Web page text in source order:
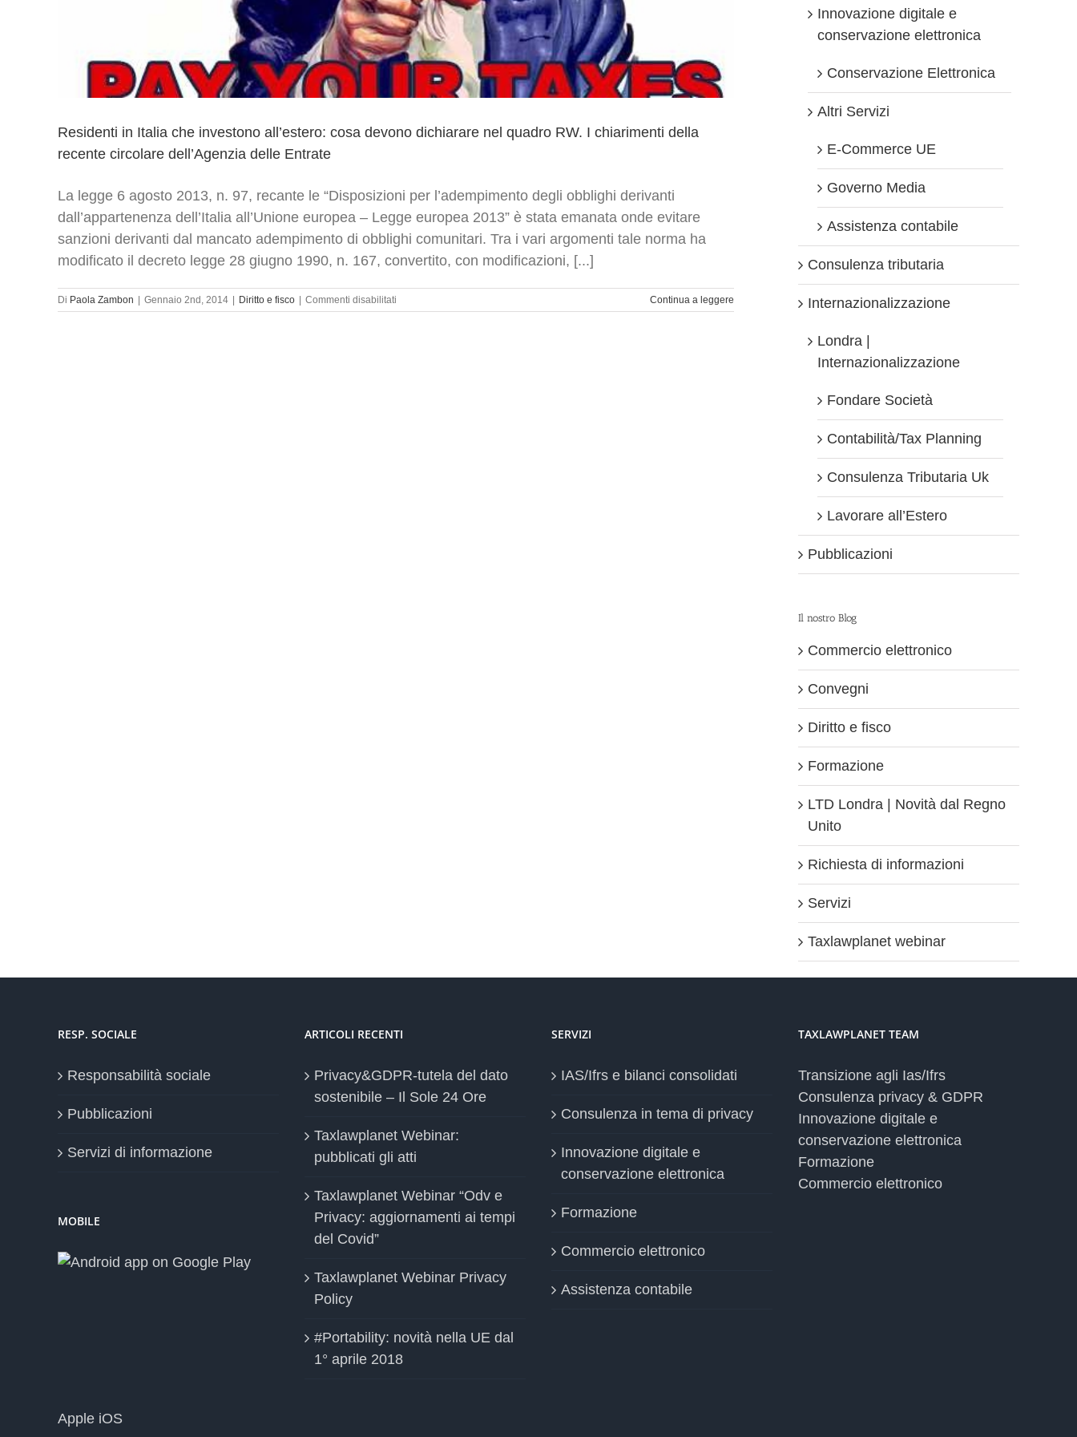
Residenti in Italia che investono all’estero: cosa devono dichiarare nel quadro RW. I chiarimenti della
recente circolare dell’Agenzia delle Entrate
La legge 6 agosto 2013, n. 97, recante le “Disposizioni per l’adempimento degli obblighi derivanti
dall’appartenenza dell’Italia all’Unione europea – Legge europea 2013” è stata emanata onde evitare
sanzioni derivanti dal mancato adempimento di obblighi comunitari. Tra i vari argomenti tale norma ha
modificato il decreto legge 28 giugno 1990, n. 167, convertito, con modificazioni, [...]
Di Paola Zambon | Gennaio 2nd, 2014 | Diritto e fisco | Commenti disabilitati
Residenti
Continua a leggere
Innovazione digitale e
conservazione elettronica
Conservazione Elettronica
Altri Servizi
E-Commerce UE
Governo Media
Assistenza contabile
Consulenza tributaria
Internazionalizzazione
Londra |
Internazionalizzazione
Fondare Società
Contabilità/Tax Planning
Consulenza Tributaria Uk
Lavorare all’Estero
Pubblicazioni
Il nostro Blog
Commercio elettronico
Convegni
Diritto e fisco
Formazione
LTD Londra | Novità dal Regno
Unito
Richiesta di informazioni
Servizi
Taxlawplanet webinar
RESP. SOCIALE
Responsabilità sociale
Pubblicazioni
Servizi di informazione
MOBILE
Apple iOS
ARTICOLI RECENTI
Privacy&GDPR-tutela del dato
sostenibile – Il Sole 24 Ore
Taxlawplanet Webinar:
pubblicati gli atti
Taxlawplanet Webinar “Odv e
Privacy: aggiornamenti ai tempi
del Covid”
Taxlawplanet Webinar Privacy
Policy
#Portability: novità nella UE dal
1° aprile 2018
SERVIZI
IAS/Ifrs e bilanci consolidati
Consulenza in tema di privacy
Innovazione digitale e
conservazione elettronica
Formazione
Commercio elettronico
Assistenza contabile
TAXLAWPLANET TEAM
Transizione agli Ias/Ifrs
Consulenza privacy & GDPR
Innovazione digitale e
conservazione elettronica
Formazione
Commercio elettronico